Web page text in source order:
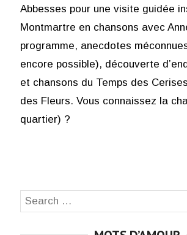
Abbesses pour une visite guidée
Montmartre en chansons avec
programme, anecdotes
encore possible), découverte
et chansons du Temps des
des Fleurs. Vous connaissez la
quartier) ?
Search